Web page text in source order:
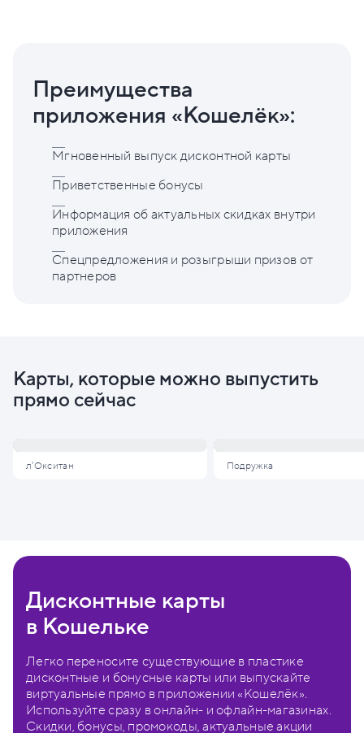
Преимущества
приложения «Кошелёк»:
Мгновенный выпуск дисконтной карты
Приветственные бонусы
Информация об актуальных скидках внутри
приложения
Спецпредложения и розыгрыши призов от
партнеров
Карты, которые можно выпустить
прямо сейчас
л'Окситан Подружка
Дисконтные карты
в Кошельке
Легко переносите существующие в пластике
дисконтные и бонусные карты или выпускайте
виртуальные прямо в приложении «Кошелёк».
Используйте сразу в онлайн- и офлайн-магазинах.
Скидки, бонусы, промокоды, актуальные акции